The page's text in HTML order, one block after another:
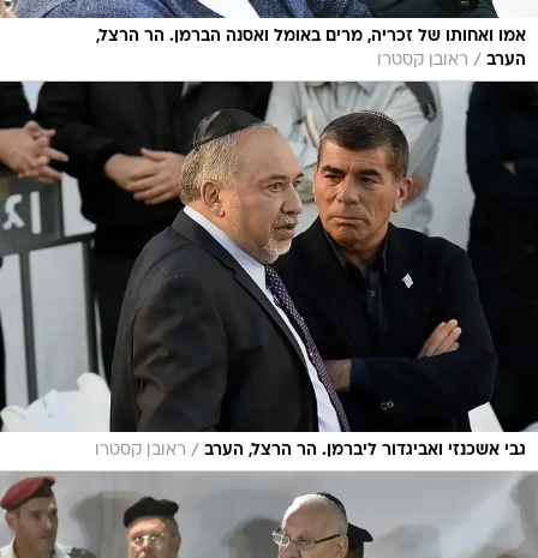
אמו ואחותו של זכריה, מרים באומל ואסנה הברמן. הר הרצל,
הערב / ראובן קסטרו
גבי אשכנזי ואביגדור ליברמן. הר הרצל, הערב / ראובן קסטרו